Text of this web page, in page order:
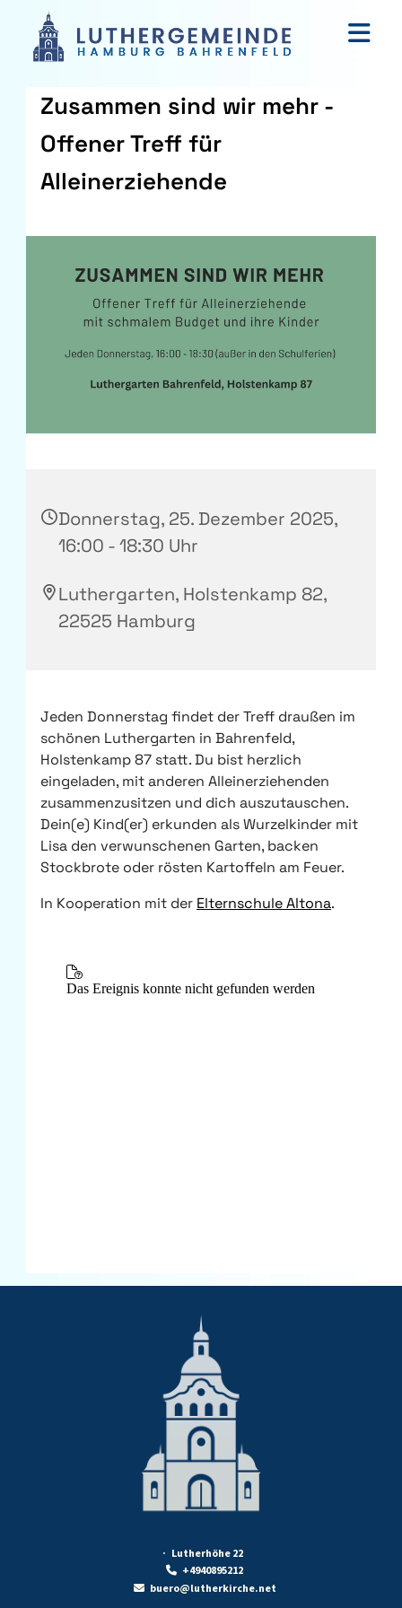
Zusammen sind wir mehr -
Offener Treff für
Alleinerziehende
Donnerstag, 25. Dezember 2025,
16:00 - 18:30 Uhr
Luthergarten, Holstenkamp 82,
22525 Hamburg
Jeden Donnerstag findet der Treff draußen im
schönen Luthergarten in Bahrenfeld,
Holstenkamp 87 statt. Du bist herzlich
eingeladen, mit anderen Alleinerziehenden
zusammenzusitzen und dich auszutauschen.
Dein(e) Kind(er) erkunden als Wurzelkinder mit
Lisa den verwunschenen Garten, backen
Stockbrote oder rösten Kartoffeln am Feuer.
In Kooperation mit der Elternschule Altona.
· Lutherhöhe 22
 +4940895212
buero@lutherkirche.net